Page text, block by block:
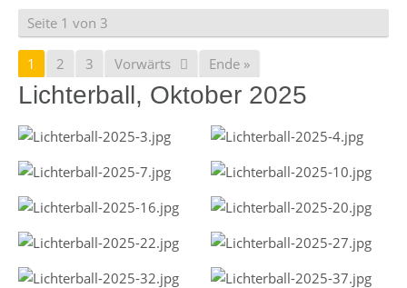
Seite 1 von 3
1 2 3 Vorwärts Ende »
Lichterball, Oktober 2025